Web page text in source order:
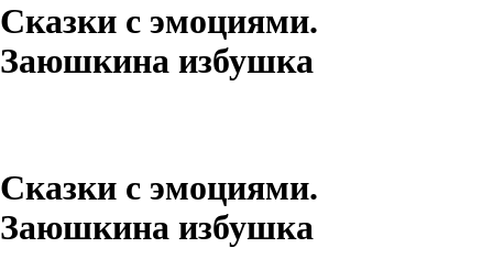
Сказки с эмоциями.
Заюшкина избушка
Сказки с эмоциями.
Заюшкина избушка